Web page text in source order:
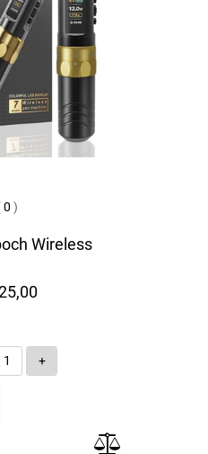
0 )
Wireless